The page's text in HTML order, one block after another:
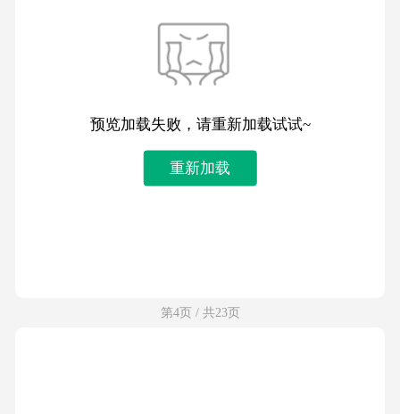
预览加载失败，请重新加载试试~
重新加载
第4页 / 共23页